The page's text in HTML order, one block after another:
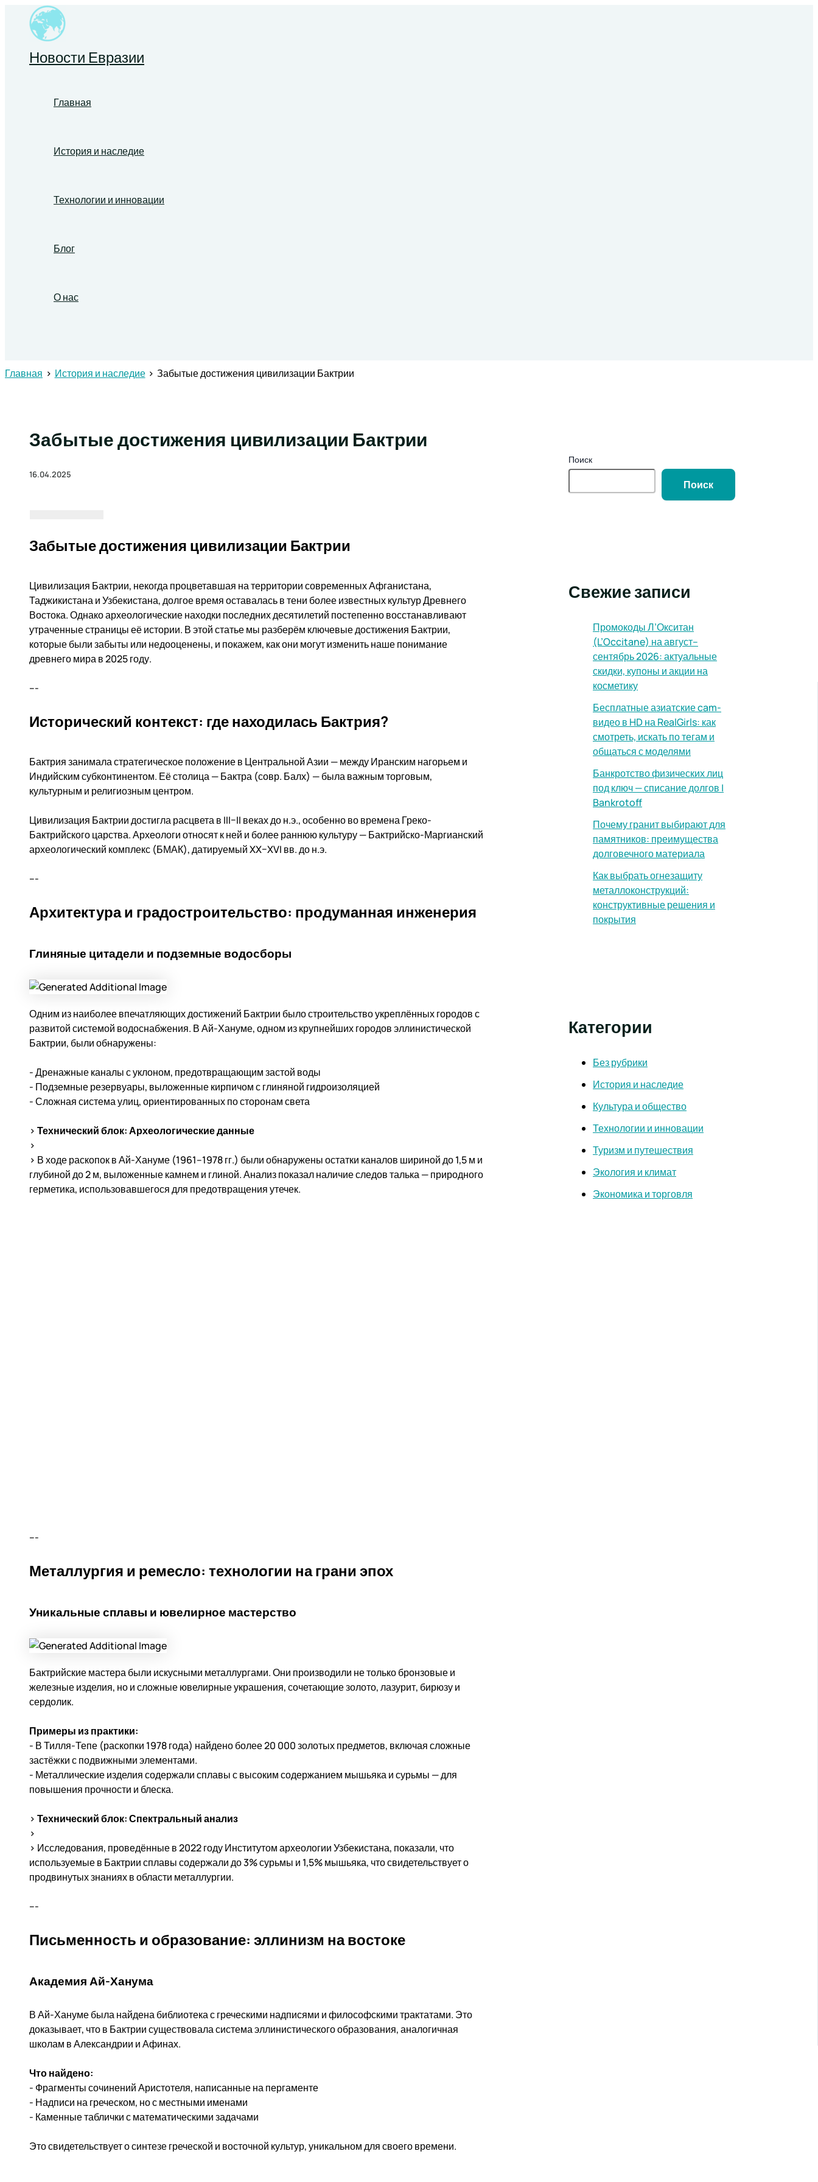
Перейти
содержимому
Новости Евразии
Главная
История и наследие
Технологии и инновации
Блог
О нас
Главная История и наследие Забытые достижения цивилизации Бактрии
Забытые достижения цивилизации Бактрии
16.04.2025
Забытые достижения цивилизации Бактрии
Цивилизация Бактрии, некогда процветавшая на территории современных Афганистана,
Таджикистана и Узбекистана, долгое время оставалась в тени более известных культур Древнего
Востока. Однако археологические находки последних десятилетий постепенно восстанавливают
утраченные страницы её истории. В этой статье мы разберём ключевые достижения Бактрии,
которые были забыты или недооценены, и покажем, как они могут изменить наше понимание
древнего мира в 2025 году.
---
Исторический контекст: где находилась Бактрия?
Бактрия занимала стратегическое положение в Центральной Азии — между Иранским нагорьем и
Индийским субконтинентом. Её столица — Бактра (совр. Балх) — была важным торговым,
культурным и религиозным центром.
Цивилизация Бактрии достигла расцвета в III–II веках до н.э., особенно во времена Греко-
Бактрийского царства. Археологи относят к ней и более раннюю культуру — Бактрийско-Маргианский
археологический комплекс (БМАК), датируемый XX–XVI вв. до н.э.
---
Архитектура и градостроительство: продуманная инженерия
Глиняные цитадели и подземные водосборы
Одним из наиболее впечатляющих достижений Бактрии было строительство укреплённых городов с
развитой системой водоснабжения. В Ай-Хануме, одном из крупнейших городов эллинистической
Бактрии, были обнаружены:
- Дренажные каналы с уклоном, предотвращающим застой воды
- Подземные резервуары, выложенные кирпичом с глиняной гидроизоляцией
- Сложная система улиц, ориентированных по сторонам света
> Технический блок: Археологические данные
>
> В ходе раскопок в Ай-Хануме (1961–1978 гг.) были обнаружены остатки каналов шириной до 1,5 м и
глубиной до 2 м, выложенные камнем и глиной. Анализ показал наличие следов талька — природного
герметика, использовавшегося для предотвращения утечек.
---
Металлургия и ремесло: технологии на грани эпох
Уникальные сплавы и ювелирное мастерство
Бактрийские мастера были искусными металлургами. Они производили не только бронзовые и
железные изделия, но и сложные ювелирные украшения, сочетающие золото, лазурит, бирюзу и
сердолик.
Примеры из практики:
- В Тилля-Тепе (раскопки 1978 года) найдено более 20 000 золотых предметов, включая сложные
застёжки с подвижными элементами.
- Металлические изделия содержали сплавы с высоким содержанием мышьяка и сурьмы — для
повышения прочности и блеска.
> Технический блок: Спектральный анализ
>
> Исследования, проведённые в 2022 году Институтом археологии Узбекистана, показали, что
используемые в Бактрии сплавы содержали до 3% сурьмы и 1,5% мышьяка, что свидетельствует о
продвинутых знаниях в области металлургии.
---
Письменность и образование: эллинизм на востоке
Академия Ай-Ханума
В Ай-Хануме была найдена библиотека с греческими надписями и философскими трактатами. Это
доказывает, что в Бактрии существовала система эллинистического образования, аналогичная
школам в Александрии и Афинах.
Что найдено:
- Фрагменты сочинений Аристотеля, написанные на пергаменте
- Надписи на греческом, но с местными именами
- Каменные таблички с математическими задачами
Это свидетельствует о синтезе греческой и восточной культур, уникальном для своего времени.
Поиск
Поиск
Свежие записи
Промокоды Л’Окситан
(L’Occitane) на август–
сентябрь 2026: актуальные
скидки, купоны и акции на
косметику
Бесплатные азиатские cam-
видео в HD на RealGirls: как
смотреть, искать по тегам и
общаться с моделями
Банкротство физических лиц
под ключ — списание долгов |
Bankrotoff
Почему гранит выбирают для
памятников: преимущества
долговечного материала
Как выбрать огнезащиту
металлоконструкций:
конструктивные решения и
покрытия
Категории
Без рубрики
История и наследие
Культура и общество
Технологии и инновации
Туризм и путешествия
Экология и климат
Экономика и торговля